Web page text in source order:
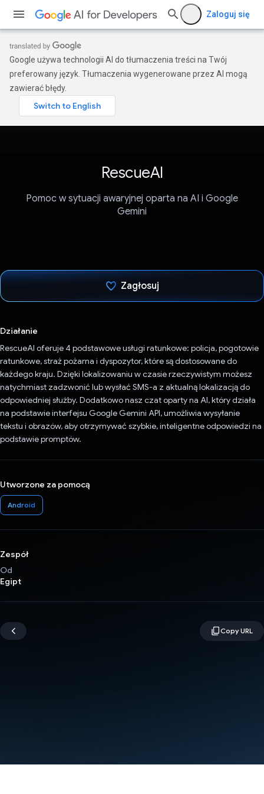
Zaloguj się
Google używa technologii AI do tłumaczenia treści na Twój
preferowany język. Tłumaczenia wygenerowane przez AI mogą
zawierać błędy.
RescueAI
Pomoc w sytuacji awaryjnej oparta na AI i Google
Gemini
Zagłosuj
Działanie
RescueAI oferuje 4 podstawowe usługi ratunkowe: policja, pogotowie
ratunkowe, straż pożarna i dyspozytor, które są dostosowane do
każdego kraju. Dzięki lokalizowaniu w czasie rzeczywistym możesz
natychmiast zadzwonić lub wysłać SMS-a z aktualną lokalizacją do
odpowiedniej służby. Dodatkowo nasz czat oparty na AI, który działa
na podstawie interfejsu Google Gemini API, umożliwia wysyłanie
tekstu i obrazów, aby otrzymywać szybkie, inteligentne odpowiedzi na
podstawie promptów.
Utworzone za pomocą
Android
Zespół
Od
Egipt